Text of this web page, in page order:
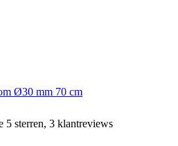
Ø30 mm 70 cm
5 sterren, 3 klantreviews